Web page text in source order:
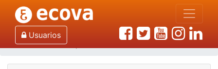
Usuarios
Inicio
Escuela de Economía - ECOVA
WEBINAR -Taller práctico para la elaboración de la
declaración del Impuesto sobre Sociedades 2025